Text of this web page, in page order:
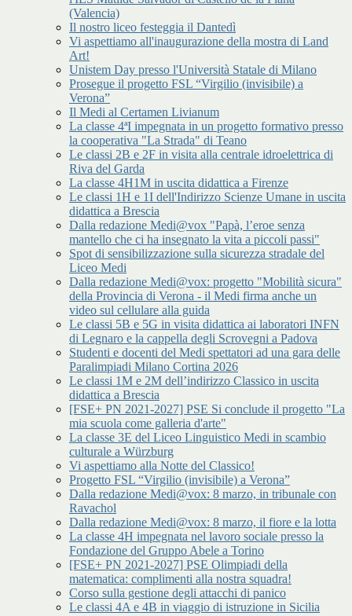
(Valencia)
Il nostro liceo festeggia il Dantedì
Vi aspettiamo all'inaugurazione della mostra di Land
Art!
Unistem Day presso l'Università Statale di Milano
Prosegue il progetto FSL “Virgilio (invisibile) a
Verona”
Il Medi al Certamen Livianum
La classe 4ªI impegnata in un progetto formativo presso
la cooperativa "La Strada" di Teano
Le classi 2B e 2F in visita alla centrale idroelettrica di
Riva del Garda
La classe 4H1M in uscita didattica a Firenze
Le classi 1H e 1I dell'Indirizzo Scienze Umane in uscita
didattica a Brescia
Dalla redazione Medi@vox "Papà, l’eroe senza
mantello che ci ha insegnato la vita a piccoli passi"
Spot di sensibilizzazione sulla sicurezza stradale del
Liceo Medi
Dalla redazione Medi@vox: progetto "Mobilità sicura"
della Provincia di Verona - il Medi firma anche un
video sul cellulare alla guida
Le classi 5B e 5G in visita didattica ai laboratori INFN
di Legnaro e la cappella degli Scrovegni a Padova
Studenti e docenti del Medi spettatori ad una gara delle
Paralimpiadi Milano Cortina 2026
Le classi 1M e 2M dell’indirizzo Classico in uscita
didattica a Brescia
[FSE+ PN 2021-2027] PSE Si conclude il progetto "La
mia scuola come galleria d'arte"
La classe 3E del Liceo Linguistico Medi in scambio
culturale a Würzburg
Vi aspettiamo alla Notte del Classico!
Progetto FSL “Virgilio (invisibile) a Verona”
Dalla redazione Medi@vox: 8 marzo, in tribunale con
Ravachol
Dalla redazione Medi@vox: 8 marzo, il fiore e la lotta
La classe 4H impegnata nel lavoro sociale presso la
Fondazione del Gruppo Abele a Torino
[FSE+ PN 2021-2027] PSE Olimpiadi della
matematica: complimenti alla nostra squadra!
Corso sulla gestione degli attacchi di panico
Le classi 4A e 4B in viaggio di istruzione in Sicilia